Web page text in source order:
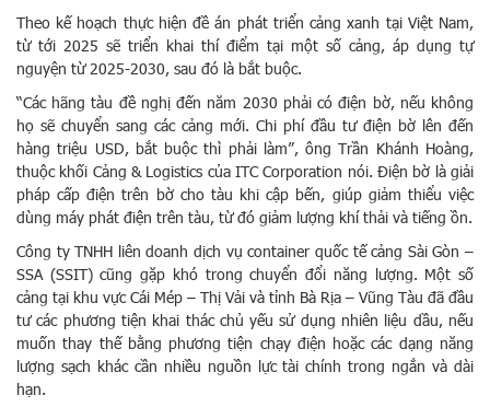
Theo kế hoạch thực hiện đề án phát triển cảng xanh tại Việt Nam,
từ tới 2025 sẽ triển khai thí điểm tại một số cảng, áp dụng tự
nguyện từ 2025-2030, sau đó là bắt buộc.
“Các hãng tàu đề nghị đến năm 2030 phải có điện bờ, nếu không
họ sẽ chuyển sang các cảng mới. Chi phí đầu tư điện bờ lên đến
hàng triệu USD, bắt buộc thì phải làm”, ông Trần Khánh Hoàng,
thuộc khối Cảng & Logistics của ITC Corporation nói. Điện bờ là giải
pháp cấp điện trên bờ cho tàu khi cập bến, giúp giảm thiểu việc
dùng máy phát điện trên tàu, từ đó giảm lượng khí thải và tiếng ồn.
Công ty TNHH liên doanh dịch vụ container quốc tế cảng Sài Gòn –
SSA (SSIT) cũng gặp khó trong chuyển đổi năng lượng. Một số
cảng tại khu vực Cái Mép – Thị Vải và tỉnh Bà Rịa – Vũng Tàu đã đầu
tư các phương tiện khai thác chủ yếu sử dụng nhiên liệu dầu, nếu
muốn thay thế bằng phương tiện chạy điện hoặc các dạng năng
lượng sạch khác cần nhiều nguồn lực tài chính trong ngắn và dài
hạn.